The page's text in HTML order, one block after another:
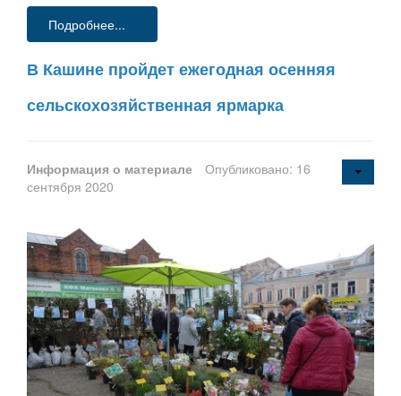
Подробнее...
В Кашине пройдет ежегодная осенняя
сельскохозяйственная ярмарка
Информация о материале
Опубликовано: 16
сентября 2020